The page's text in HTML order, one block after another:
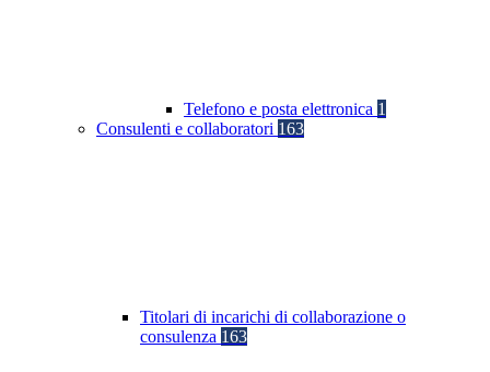
Telefono e posta elettronica 1
Consulenti e collaboratori 163
Titolari di incarichi di collaborazione o
consulenza 163